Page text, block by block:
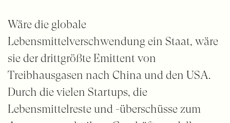
Wäre die globale
Lebensmittelverschwendung ein Staat, wäre
sie der drittgrößte Emittent von
Treibhausgasen nach China und den USA.
Durch die vielen Startups, die
Lebensmittelreste und -überschüsse zum